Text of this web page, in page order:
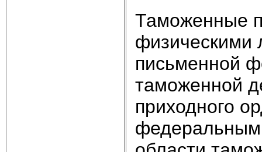
Таможенные
физическими
письменной
таможенной
приходного
федеральным